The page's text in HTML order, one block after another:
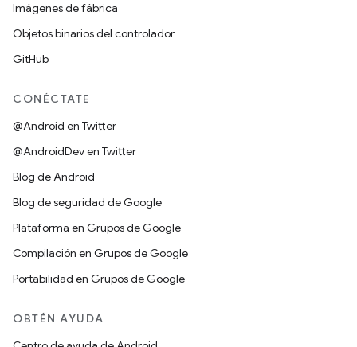
Imágenes de fábrica
Objetos binarios del controlador
GitHub
CONÉCTATE
@Android en Twitter
@AndroidDev en Twitter
Blog de Android
Blog de seguridad de Google
Plataforma en Grupos de Google
Compilación en Grupos de Google
Portabilidad en Grupos de Google
OBTÉN AYUDA